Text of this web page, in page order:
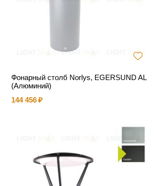
Фонарный столб Norlys, EGERSUND AL
(Алюминий)
144 456